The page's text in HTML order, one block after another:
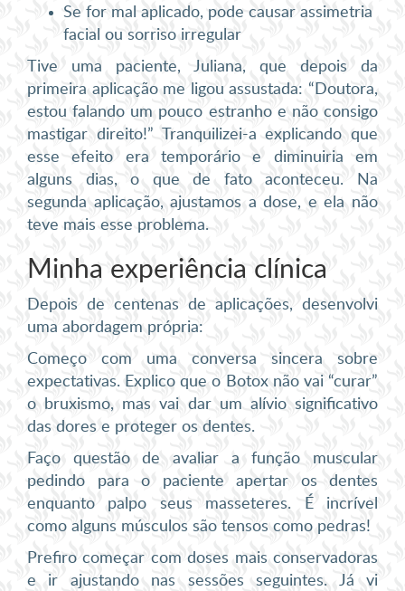
Se for mal aplicado, pode causar assimetria
facial ou sorriso irregular
Tive uma paciente, Juliana, que depois da
primeira aplicação me ligou assustada: “Doutora,
estou falando um pouco estranho e não consigo
mastigar direito!” Tranquilizei-a explicando que
esse efeito era temporário e diminuiria em
alguns dias, o que de fato aconteceu. Na
segunda aplicação, ajustamos a dose, e ela não
teve mais esse problema.
Minha experiência clínica
Depois de centenas de aplicações, desenvolvi
uma abordagem própria:
Começo com uma conversa sincera sobre
expectativas. Explico que o Botox não vai “curar”
o bruxismo, mas vai dar um alívio significativo
das dores e proteger os dentes.
Faço questão de avaliar a função muscular
pedindo para o paciente apertar os dentes
enquanto palpo seus masseteres. É incrível
como alguns músculos são tensos como pedras!
Prefiro começar com doses mais conservadoras
e ir ajustando nas sessões seguintes. Já vi